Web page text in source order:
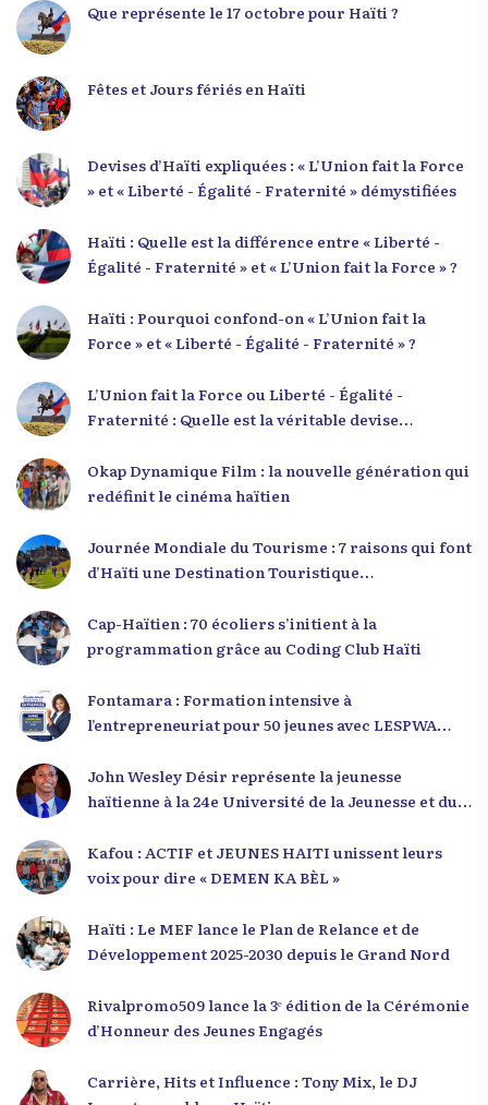
Que représente le 17 octobre pour Haïti ?
Fêtes et Jours fériés en Haïti
Devises d’Haïti expliquées : « L’Union fait la Force
» et « Liberté - Égalité - Fraternité » démystifiées
Haïti : Quelle est la différence entre « Liberté -
Égalité - Fraternité » et « L’Union fait la Force » ?
Haïti : Pourquoi confond-on « L’Union fait la
Force » et « Liberté - Égalité - Fraternité » ?
L’Union fait la Force ou Liberté - Égalité -
Fraternité : Quelle est la véritable devise
Okap Dynamique Film : la nouvelle génération qui
redéfinit le cinéma haïtien
Journée Mondiale du Tourisme : 7 raisons qui font
d’Haïti une Destination Touristique
Cap-Haïtien : 70 écoliers s’initient à la
programmation grâce au Coding Club Haïti
Fontamara : Formation intensive à
l’entrepreneuriat pour 50 jeunes avec LESPWA
John Wesley Désir représente la jeunesse
haïtienne à la 24e Université de la Jeunesse et du
Kafou : ACTIF et JEUNES HAITI unissent leurs
voix pour dire « DEMEN KA BÈL »
Haïti : Le MEF lance le Plan de Relance et de
Développement 2025-2030 depuis le Grand Nord
Rivalpromo509 lance la 3ᵉ édition de la Cérémonie
d’Honneur des Jeunes Engagés
Carrière, Hits et Influence : Tony Mix, le DJ